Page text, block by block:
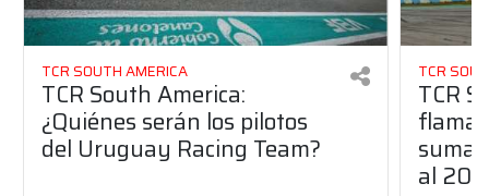
TCR SOUTH AMERICA
TCR South America:
¿Quiénes serán los pilotos
del Uruguay Racing Team?
TCR
TCR
suma
al